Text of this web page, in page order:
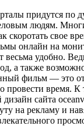
придутся по
людям.
скоротать свое
онлайн на
весьма удобно.
а также
фильм — это
провести время.
сайта
на рекламу и